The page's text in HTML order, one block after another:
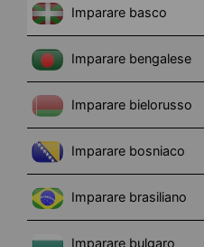
Imparare basco
Imparare bengalese
Imparare bielorusso
Imparare bosniaco
Imparare brasiliano
Imparare bulgaro